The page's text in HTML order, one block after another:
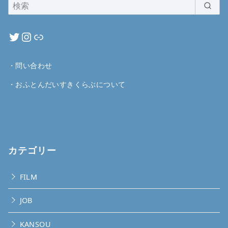
・ 問い合わせ
・ おふとんだいすきくらぶについて
カテゴリー
FILM
JOB
KANSOU